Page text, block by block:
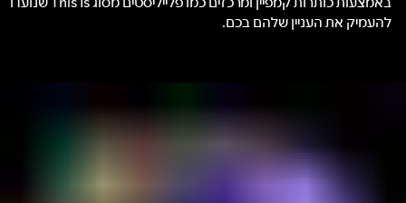
להעמיק את העניין שלהם בכם.